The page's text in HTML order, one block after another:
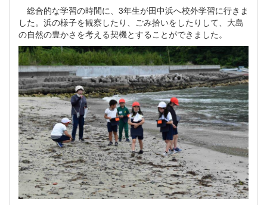
総合的な学習の時間に、3年生が田中浜へ校外学習に行きま
した。浜の様子を観察したり、ごみ拾いをしたりして、大島
の自然の豊かさを考える契機とすることができました。